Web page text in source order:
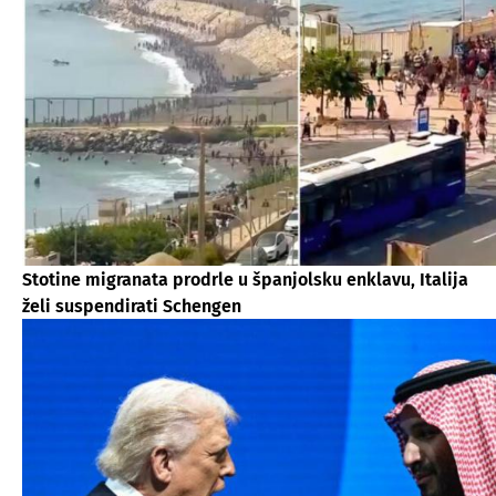
Stotine migranata prodrle u španjolsku enklavu, Italija
želi suspendirati Schengen